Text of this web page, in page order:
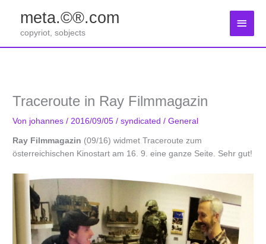
springen
meta.©®.com
copyriot, sobjects
Traceroute in Ray Filmmagazin
Von johannes/ 2016/09/05/syndicated /General
Ray Filmmagazin (09/16) widmet Traceroute zum
österreichischen Kinostart am 16. 9. eine ganze Seite. Sehr gut!